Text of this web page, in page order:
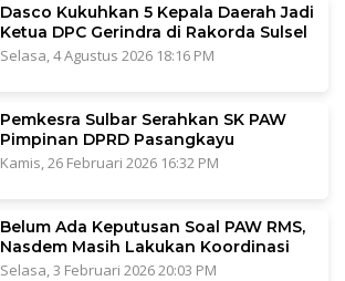
Dasco Kukuhkan 5 Kepala Daerah Jadi
Ketua DPC Gerindra di Rakorda Sulsel
Selasa, 4 Agustus 2026 18:16 PM
Pemkesra Sulbar Serahkan SK PAW
Pimpinan DPRD Pasangkayu
Kamis, 26 Februari 2026 16:32 PM
Belum Ada Keputusan Soal PAW RMS,
Nasdem Masih Lakukan Koordinasi
Selasa, 3 Februari 2026 20:03 PM